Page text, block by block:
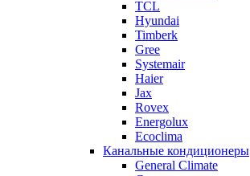
TCL
Hyundai
Timberk
Gree
Systemair
Haier
Jax
Rovex
Energolux
Ecoclima
Канальные кондиционеры
General Climate